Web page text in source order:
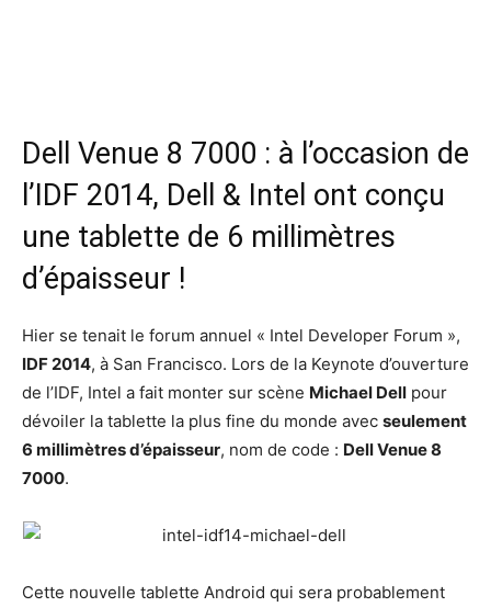
Dell Venue 8 7000 : à l’occasion de
l’IDF 2014, Dell & Intel ont conçu
une tablette de 6 millimètres
d’épaisseur !
Hier se tenait le forum annuel « Intel Developer Forum »,
IDF 2014, à San Francisco. Lors de la Keynote d’ouverture
de l’IDF, Intel a fait monter sur scène Michael Dell pour
dévoiler la tablette la plus fine du monde avec seulement
6 millimètres d’épaisseur, nom de code : Dell Venue 8
7000.
Cette nouvelle tablette Android qui sera probablement